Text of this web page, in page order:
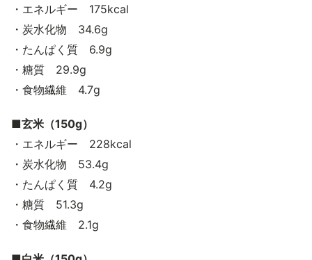
・エネルギー 175kcal
・炭水化物 34.6g
・たんぱく質 6.9g
・糖質 29.9g
・食物繊維 4.7g
■玄米（150g）
・エネルギー 228kcal
・炭水化物 53.4g
・たんぱく質 4.2g
・糖質 51.3g
・食物繊維 2.1g